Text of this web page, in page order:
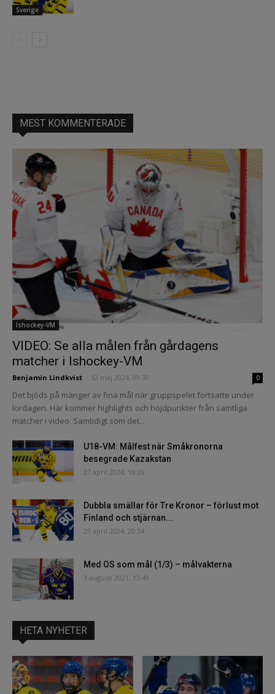
Sverige
MEST KOMMENTERADE
Ishockey-VM
VIDEO: Se alla målen från gårdagens
matcher i Ishockey-VM
Benjamin Lindkvist 12 maj 2024, 09:30 0
Det bjöds på mänger av fina mål när gruppspelet fortsatte under
lördagen. Här kommer highlights och höjdpunkter från samtliga
matcher i video. Samtidigt som det...
U18-VM: Målfest när Småkronorna
besegrade Kazakstan
27 april 2024, 16:35
Dubbla smällar för Tre Kronor – förlust mot
Finland och stjärnan...
23 april 2024, 20:34
Med OS som mål (1/3) – målvakterna
3 augusti 2021, 13:49
HETA NYHETER